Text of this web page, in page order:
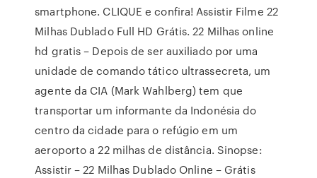
smartphone. CLIQUE e confira! Assistir Filme 22
Milhas Dublado Full HD Grátis. 22 Milhas online
hd gratis – Depois de ser auxiliado por uma
unidade de comando tático ultrassecreta, um
agente da CIA (Mark Wahlberg) tem que
transportar um informante da Indonésia do
centro da cidade para o refúgio em um
aeroporto a 22 milhas de distância. Sinopse:
Assistir – 22 Milhas Dublado Online – Grátis